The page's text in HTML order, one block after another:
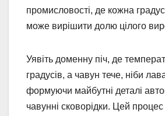
промисловості, де кожна
може вирішити долю цілого
Уявіть доменну піч, де
градусів, а чавун тече, ніби
формуючи майбутні деталі
чавунні сковорідки. Цей